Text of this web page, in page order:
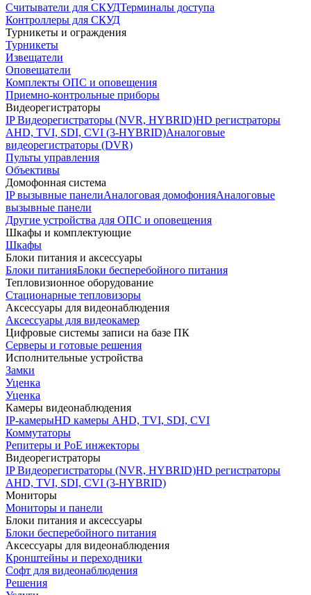
Считыватели для СКУДТерминалы доступа
Контроллеры для СКУД
Турникеты и ограждения
Турникеты
Извещатели
Оповещатели
Комплекты ОПС и оповещения
Приемно-контрольные приборы
Видеорегистраторы
IP Видеорегистраторы (NVR, HYBRID)HD регистраторы
AHD, TVI, SDI, CVI (3-HYBRID)Аналоговые
видеорегистраторы (DVR)
Пульты управления
Объективы
Домофонная система
IP вызывные панелиАналоговая домофонияАналоговые
вызывные панели
Другие устройства для ОПС и оповещения
Шкафы и комплектующие
Шкафы
Блоки питания и аксессуары
Блоки питанияБлоки бесперебойного питания
Тепловизионное оборудование
Стационарные тепловизоры
Аксессуары для видеонаблюдения
Аксессуары для видеокамер
Цифровые системы записи на базе ПК
Серверы и готовые решения
Исполнительные устройства
Замки
Уценка
Уценка
Камеры видеонаблюдения
IP-камерыHD камеры AHD, TVI, SDI, CVI
Коммутаторы
Репитеры и PoE инжекторы
Видеорегистраторы
IP Видеорегистраторы (NVR, HYBRID)HD регистраторы
AHD, TVI, SDI, CVI (3-HYBRID)
Мониторы
Мониторы и панели
Блоки питания и аксессуары
Блоки бесперебойного питания
Аксессуары для видеонаблюдения
Кронштейны и переходники
Софт для видеонаблюдения
Решения